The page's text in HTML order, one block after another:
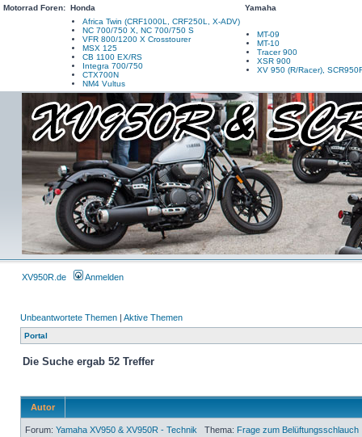
Motorrad Foren: Honda
Yamaha
Africa Twin (CRF1000L, CRF250L, X-ADV)
NC 700/750 X, NC 700/750 S
VFR 800/1200 X Crosstourer
MSX 125
CB 1100 EX/RS
Integra 700/750
CTX700N
NM4 Vultus
MT-09
MT-10
Tracer 900
XSR 900
XV 950 (R/Racer),
XV950R.de Anmelden
Unbeantwortete Themen | Aktive Themen
Portal
Die Suche ergab 52 Treffer
Autor
Forum: Yamaha XV950 & XV950R - Technik Thema: Frage zum Belüftungsschlauch